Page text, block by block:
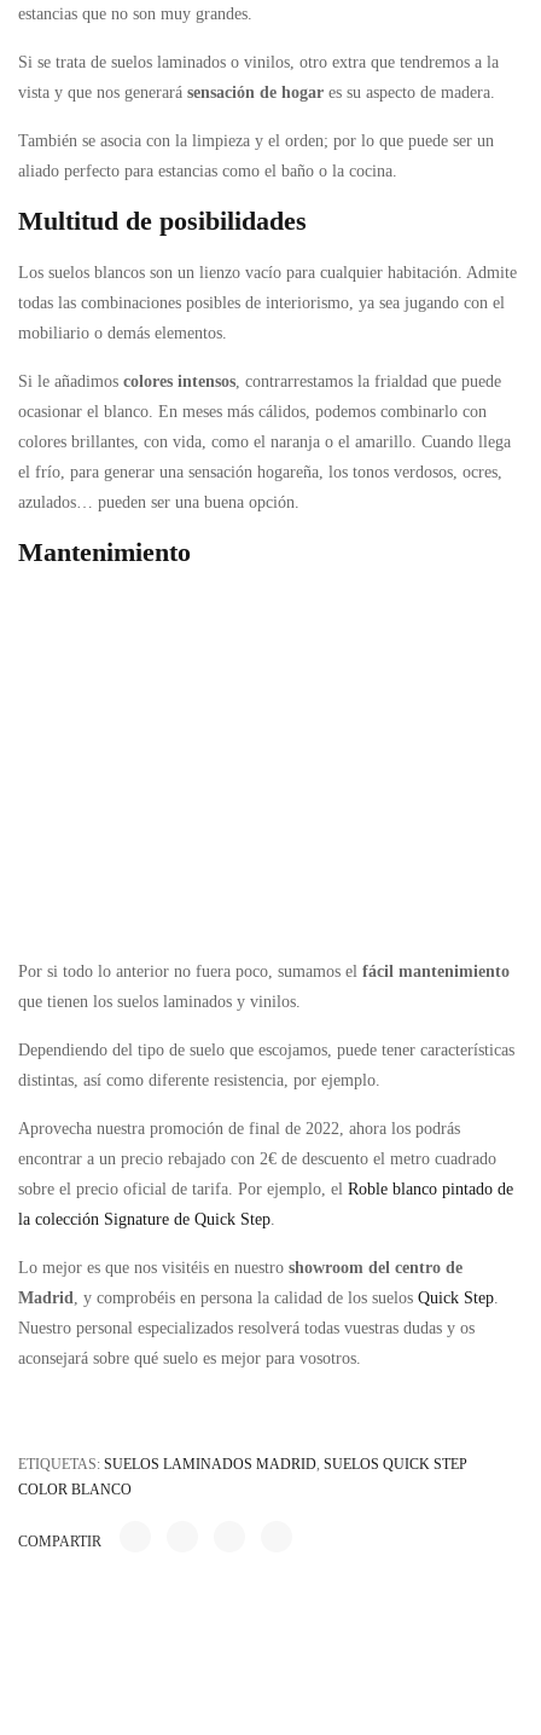
estancias que no son muy grandes.
Si se trata de suelos laminados o vinilos, otro extra que tendremos a la
vista y que nos generará sensación de hogar es su aspecto de madera.
También se asocia con la limpieza y el orden; por lo que puede ser un
aliado perfecto para estancias como el baño o la cocina.
Multitud de posibilidades
Los suelos blancos son un lienzo vacío para cualquier habitación. Admite
todas las combinaciones posibles de interiorismo, ya sea jugando con el
mobiliario o demás elementos.
Si le añadimos colores intensos, contrarrestamos la frialdad que puede
ocasionar el blanco. En meses más cálidos, podemos combinarlo con
colores brillantes, con vida, como el naranja o el amarillo. Cuando llega
el frío, para generar una sensación hogareña, los tonos verdosos, ocres,
azulados… pueden ser una buena opción.
Mantenimiento
Por si todo lo anterior no fuera poco, sumamos el fácil mantenimiento
que tienen los suelos laminados y vinilos.
Dependiendo del tipo de suelo que escojamos, puede tener características
distintas, así como diferente resistencia, por ejemplo.
Aprovecha nuestra promoción de final de 2022, ahora los podrás
encontrar a un precio rebajado con 2€ de descuento el metro cuadrado
sobre el precio oficial de tarifa. Por ejemplo, el Roble blanco pintado de
la colección Signature de Quick Step.
Lo mejor es que nos visitéis en nuestro showroom del centro de
Madrid, y comprobéis en persona la calidad de los suelos Quick Step.
Nuestro personal especializados resolverá todas vuestras dudas y os
aconsejará sobre qué suelo es mejor para vosotros.
ETIQUETAS: SUELOS LAMINADOS MADRID, SUELOS QUICK STEP
COLOR BLANCO
COMPARTIR